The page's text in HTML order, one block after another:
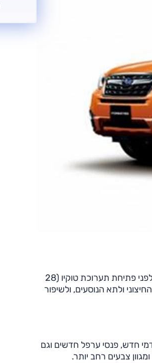
, שהוצג בשנת 2012, זוכה כעת למתיחת פנים ראשונה, רגע לפני פתיחת תערוכת טוקיו (28
ולתא הנוסעים, ולשיפור
חדש, פנסי ערפל חדשים וגם
צבעים רחב יותר.